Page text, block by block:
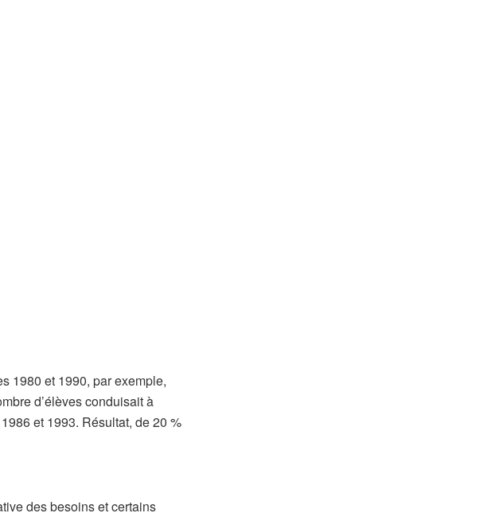
1980 et 1990, par exemple,
d’élèves conduisait à
et 1993. Résultat, de 20 %
des besoins et certains